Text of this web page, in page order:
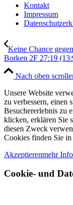
Kontakt
Impressum
Keine Chance
Borken 2F 27:19
Nach oben
Unsere Website
zu verbessern, einen
Besuchererlebnis zu
klicken, erklären Sie
diesen Zweck
Cookies finden Sie in
Akzeptierenmehr
Cookie- und